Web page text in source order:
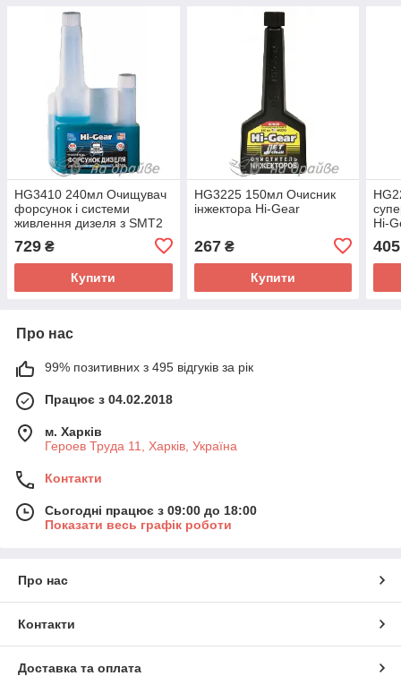
HG3410 240мл Очищувач
форсунок і системи
живлення дизеля з SMT2
729 ₴
Купити
HG3225 150мл Очисник
інжектора Hi-Gear
267₴
Купити
Hi-
405
Про нас
99% позитивних з 495 відгуків за рік
Працює з 04.02.2018
м. Харків
Героев Труда 11, Харків, Україна
Контакти
Сьогодні працює з 09:00 до 18:00
Показати весь графік роботи
Про нас
Контакти
Доставка та оплата